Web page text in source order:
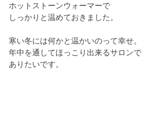
ホットストーンウォーマーで
しっかりと温めておきました。
寒い冬には何かと温かいのって幸せ。
年中を通してほっこり出来るサロンで
ありたいです。